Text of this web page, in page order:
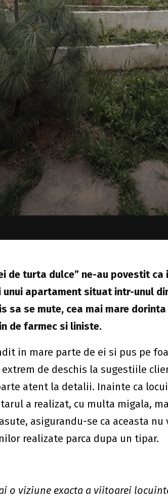
de turta dulce” ne-au povestit
apartament situat intr-unul
sa se mute, cea mai mare
de farmec si liniste.
in mare parte de ei si pus pe
de deschis la sugestiile
atent la detalii. Inainte ca
a realizat, cu multa migala,
asigurandu-se ca aceasta nu
realizate parca dupa un tipar.
o viziune exacta a viitoarei